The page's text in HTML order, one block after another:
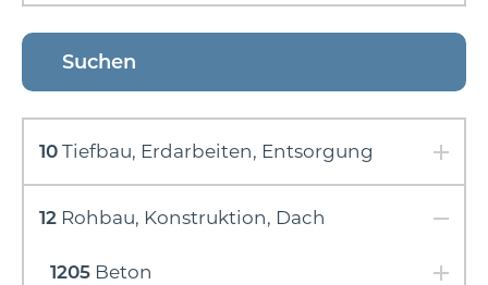
10 Tiefbau, Erdarbeiten, Entsorgung
12 Rohbau, Konstruktion, Dach
1205 Beton